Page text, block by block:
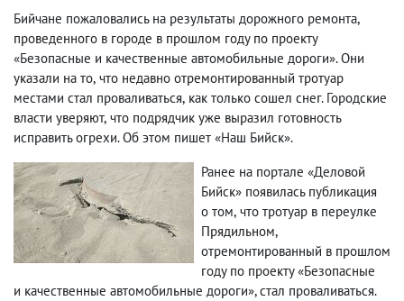
Бийчане пожаловались на результаты дорожного ремонта,
проведенного в городе в прошлом году по проекту
«Безопасные и качественные автомобильные дороги». Они
указали на то, что недавно отремонтированный тротуар
местами стал проваливаться, как только сошел снег. Городские
власти уверяют, что подрядчик уже выразил готовность
исправить огрехи. Об этом пишет «Наш Бийск».
Ранее на портале «Деловой
Бийск» появилась публикация
о том, что тротуар в переулке
Прядильном,
отремонтированный в прошлом
году по проекту «Безопасные
и качественные автомобильные дороги», стал проваливаться.